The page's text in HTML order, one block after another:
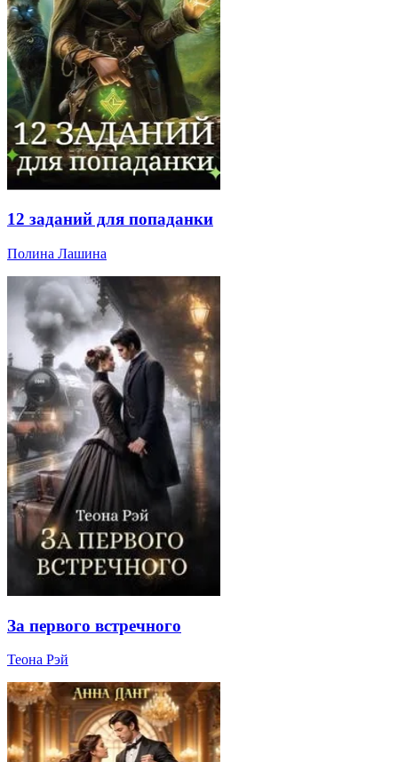
12 заданий для попаданки
Полина Лашина
За первого встречного
Теона Рэй